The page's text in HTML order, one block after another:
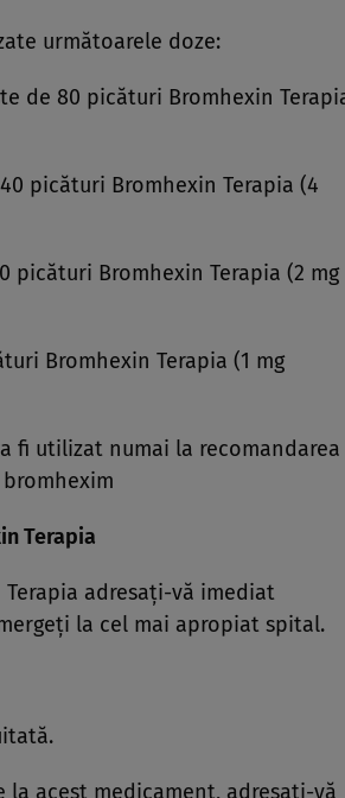
următoarele doze:
de 80 picături Bromhexin
picături Bromhexin Terapia (4
picături Bromhexin Terapia (2 mg
Bromhexin Terapia (1 mg
fi utilizat numai la recomandarea
Terapia
adresaţi-vă imediat
la cel mai apropiat spital.
acest medicament, adresaţi-vă